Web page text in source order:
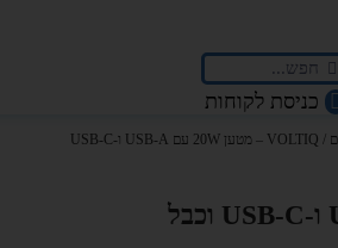
כניסת לקוחות
/ VOLTIQ – מטען 20W עם USB-A ו-USB-C